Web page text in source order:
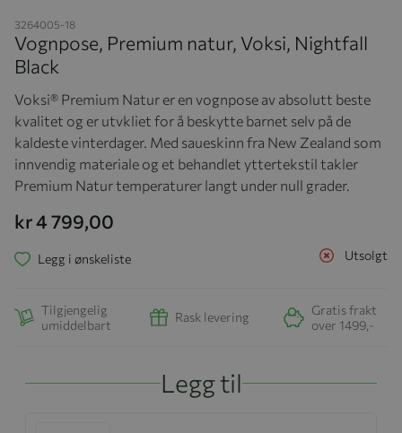
3264005-18
Vognpose, Premium natur, Voksi, Nightfall
Black
Voksi® Premium Natur er en vognpose av absolutt beste
kvalitet og er utvkliet for å beskytte barnet selv på de
kaldeste vinterdager. Med saueskinn fra New Zealand som
innvendig materiale og et behandlet yttertekstil takler
Premium Natur temperaturer langt under null grader.
kr 4 799,00
Utsolgt
Legg i ønskeliste
Tilgjengelig
umiddelbart
Rask levering
Gratis frakt
over 1499,-
Legg til